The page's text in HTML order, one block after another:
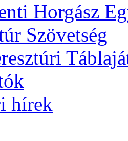
Horgász
Szövetség
hírek